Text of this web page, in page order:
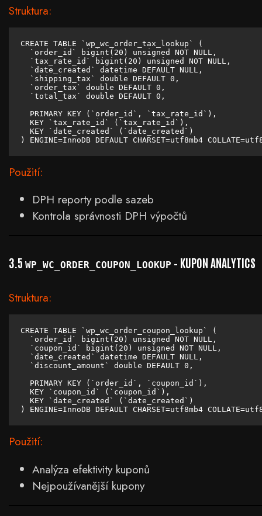
Struktura:
CREATE TABLE `wp_wc_order_tax_lookup` (
  `order_id` bigint(20) unsigned NOT NULL,
  `tax_rate_id` bigint(20) unsigned NOT NULL,
  `date_created` datetime DEFAULT NULL,
  `shipping_tax` double DEFAULT 0,
  `order_tax` double DEFAULT 0,
  `total_tax` double DEFAULT 0,
  PRIMARY KEY (`order_id`, `tax_rate_id`),
  KEY `tax_rate_id` (`tax_rate_id`),
  KEY `date_created` (`date_created`)
) ENGINE=InnoDB DEFAULT CHARSET=utf8mb4
Použití:
DPH reporty podle sazeb
Kontrola správnosti DPH výpočtů
3.5 WP_WC_ORDER_COUPON_LOOKUP – KUPON ANALYTICS
Struktura:
CREATE TABLE `wp_wc_order_coupon_lookup` (
  `order_id` bigint(20) unsigned NOT NULL,
  `coupon_id` bigint(20) unsigned NOT NULL,
  `date_created` datetime DEFAULT NULL,
  `discount_amount` double DEFAULT 0,
  PRIMARY KEY (`order_id`, `coupon_id`),
  KEY `coupon_id` (`coupon_id`),
  KEY `date_created` (`date_created`)
) ENGINE=InnoDB DEFAULT CHARSET=utf8mb4
Použití:
Analýza efektivity kuponů
Nejpoužívanější kupony